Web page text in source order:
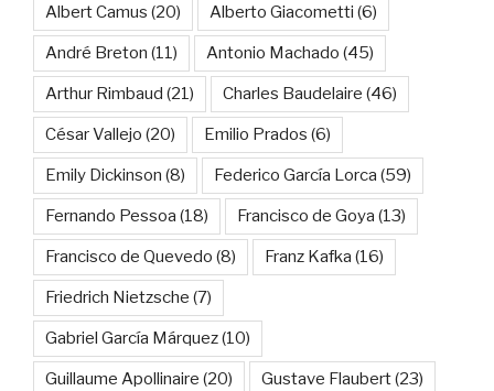
Albert Camus (20) Alberto Giacometti (6)
André Breton (11) Antonio Machado (45)
Arthur Rimbaud (21) Charles Baudelaire (46)
César Vallejo (20) Emilio Prados (6)
Emily Dickinson (8) Federico García Lorca (59)
Fernando Pessoa (18) Francisco de Goya (13)
Francisco de Quevedo (8) Franz Kafka (16)
Friedrich Nietzsche (7)
Gabriel García Márquez(10)
Guillaume Apollinaire (20) Gustave Flaubert(23)